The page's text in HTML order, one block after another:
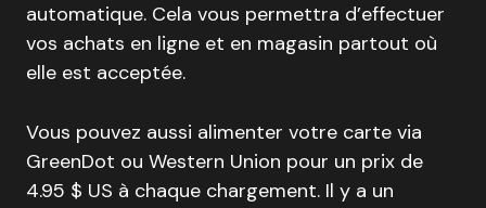
automatique. Cela vous permettra d’effectuer
vos achats en ligne et en magasin partout où
elle est acceptée.
Vous pouvez aussi alimenter votre carte via
GreenDot ou Western Union pour un prix de
4.95 $ US à chaque chargement. Il y a un